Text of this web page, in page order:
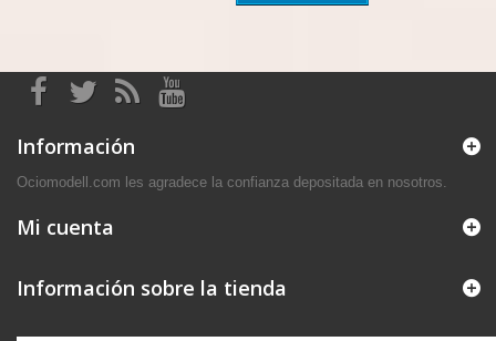
Información
Ociomodell.com les agradece la confianza depositada en nosotros.
Mi cuenta
Información sobre la tienda